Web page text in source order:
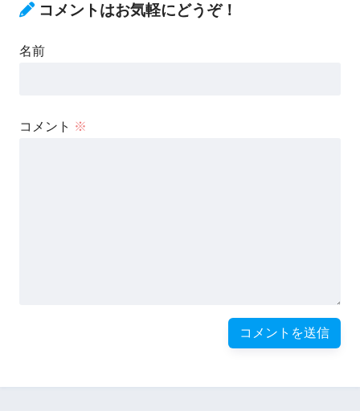
コメントはお気軽にどうぞ！
名前
コメント ※